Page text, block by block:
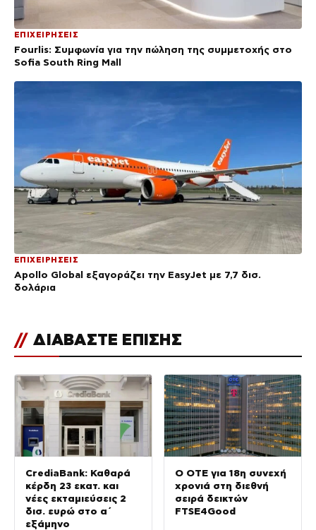
ΕΠΙΧΕΙΡΗΣΕΙΣ
Fourlis: Συμφωνία για την πώληση της συμμετοχής στο
Sofia South Ring Mall
ΕΠΙΧΕΙΡΗΣΕΙΣ
Apollo Global εξαγοράζει την EasyJet με 7,7 δισ.
δολάρια
// ΔΙΑΒΑΣΤΕ ΕΠΙΣΗΣ
CrediaBank: Καθαρά
κέρδη 23 εκατ. και
νέες εκταμιεύσεις 2
δισ. ευρώ στο α΄
εξάμηνο
Ο ΟΤΕ για 18η συνεχή
χρονιά στη διεθνή
σειρά δεικτών
FTSE4Good